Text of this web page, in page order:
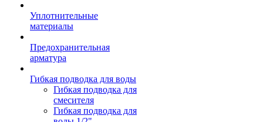
Уплотнительные
материалы
Предохранительная
арматура
Гибкая подводка для воды
Гибкая подводка для
смесителя
Гибкая подводка для